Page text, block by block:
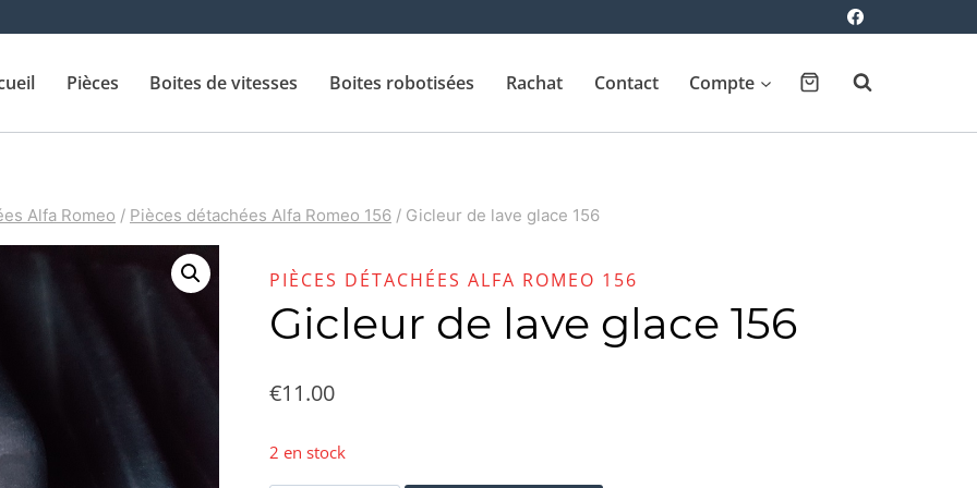
Pièces Boites de vitesses Boites robotisées Rachat Contact Compte
Alfa Romeo / Pièces détachées Alfa Romeo 156 / Gicleur de lave glace 156
PIÈCES DÉTACHÉES ALFA ROMEO 156
Gicleur de lave glace 156
€11.00
2 en stock